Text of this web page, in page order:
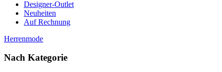
Designer-Outlet
Neuheiten
Auf Rechnung
Herrenmode
Nach Kategorie